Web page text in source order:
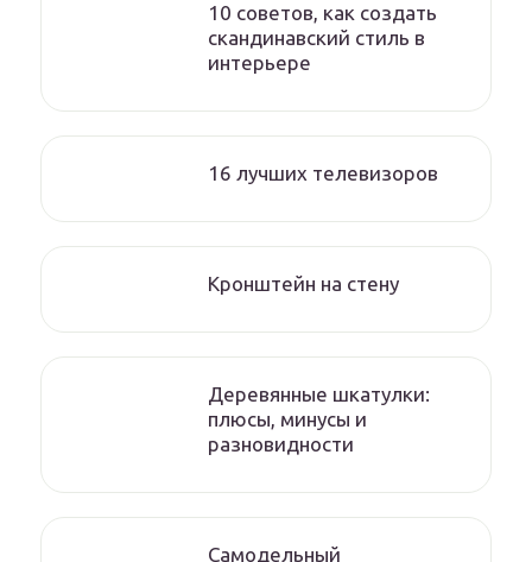
10 советов, как создать
скандинавский стиль в
интерьере
16 лучших телевизоров
Кронштейн на стену
Деревянные шкатулки:
плюсы, минусы и
разновидности
Самодельный